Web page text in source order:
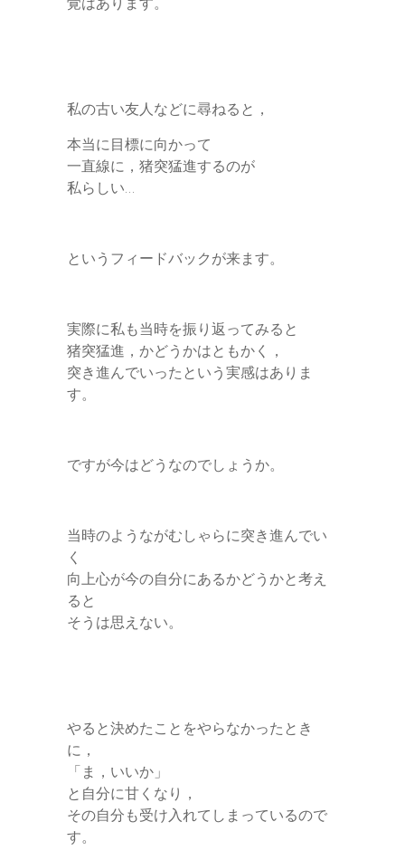
私の古い友人などに尋ねると，
本当に目標に向かって
一直線に，猪突猛進するのが
私らしい…
というフィードバックが来ます。
実際に私も当時を振り返ってみると
猪突猛進，かどうかはともかく，
突き進んでいったという実感はありま
す。
ですが今はどうなのでしょうか。
当時のようながむしゃらに突き進んでい
く
向上心が今の自分にあるかどうかと考え
ると
そうは思えない。
やると決めたことをやらなかったとき
に，
「ま，いいか」
と自分に甘くなり，
その自分も受け入れてしまっているので
す。